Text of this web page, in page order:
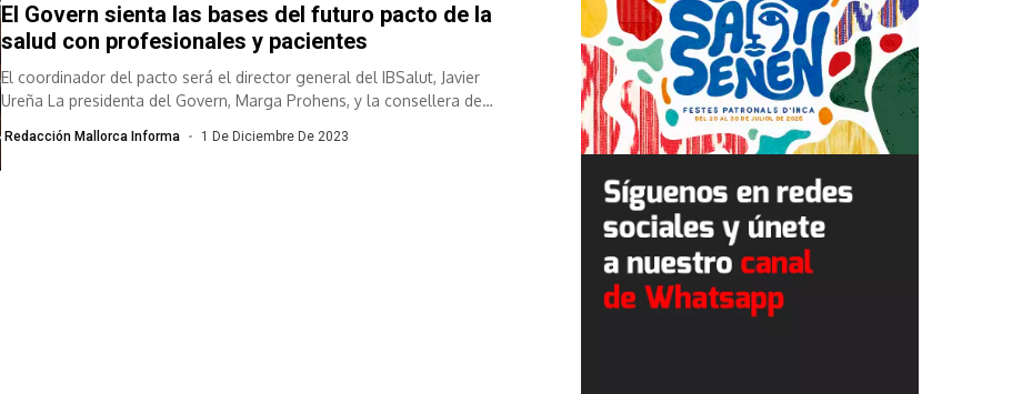
El Govern sienta las bases del futuro pacto de la
salud con profesionales y pacientes
El coordinador del pacto será el director general del IBSalut, Javier
Ureña La presidenta del Govern, Marga Prohens, y la consellera de
Redacción Mallorca Informa 1 De Diciembre De 2023